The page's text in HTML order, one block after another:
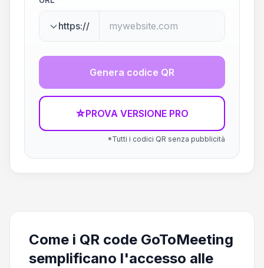
https://
Genera codice QR
☆PROVA VERSIONE PRO
*Tutti i codici QR senza pubblicità
Come i QR code GoToMeeting
semplificano l'accesso alle